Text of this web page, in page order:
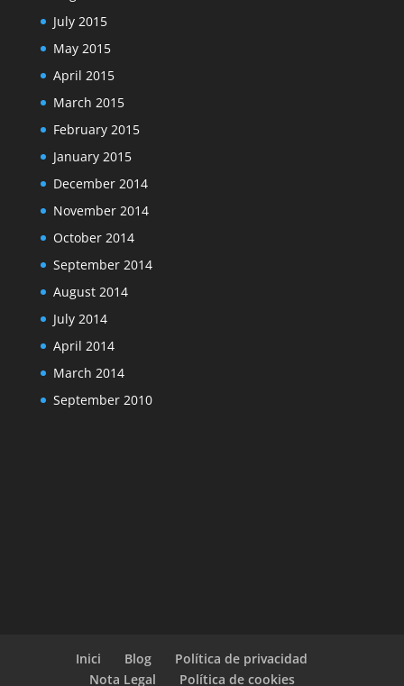
July 2015
May 2015
April 2015
March 2015
February 2015
January 2015
December 2014
November 2014
October 2014
September 2014
August 2014
July 2014
April 2014
March 2014
September 2010
Inici Blog
Política de privacidad
Nota Legal
Política de cookies